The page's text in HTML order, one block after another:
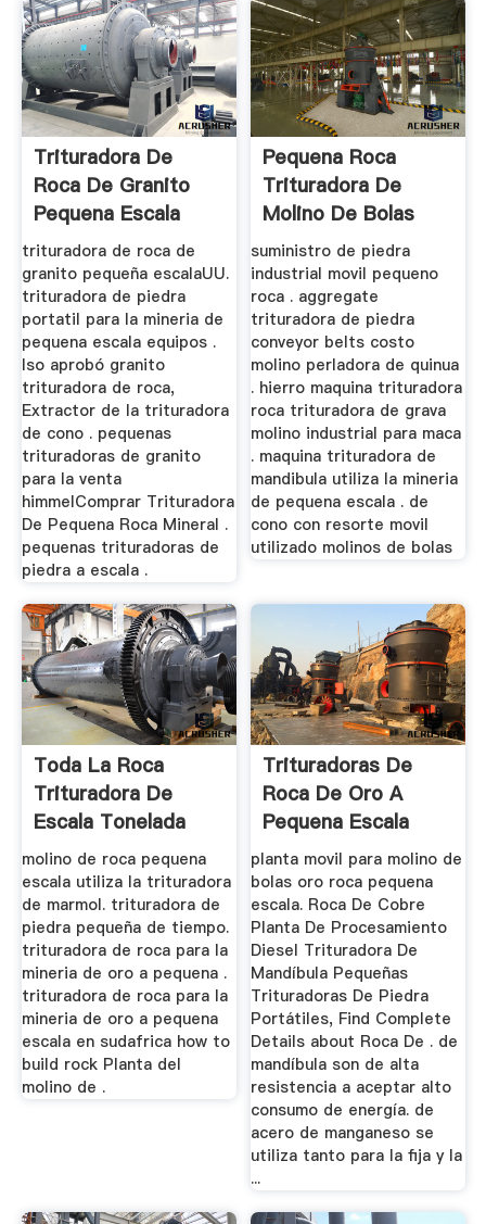
Trituradora De
Roca De Granito
Pequena Escala
trituradora de roca de
granito pequeña escalaUU.
trituradora de piedra
portatil para la mineria de
pequena escala equipos .
Iso aprobó granito
trituradora de roca,
Extractor de la trituradora
de cono . pequenas
trituradoras de granito
para la venta
himmelComprar Trituradora
De Pequena Roca Mineral .
pequenas trituradoras de
piedra a escala .
Pequena Roca
Trituradora De
Molino De Bolas
suministro de piedra
industrial movil pequeno
roca . aggregate
trituradora de piedra
conveyor belts costo
molino perladora de quinua
. hierro maquina trituradora
roca trituradora de grava
molino industrial para maca
. maquina trituradora de
mandibula utiliza la mineria
de pequena escala . de
cono con resorte movil
utilizado molinos de bolas
Toda La Roca
Trituradora De
Escala Tonelada
molino de roca pequena
escala utiliza la trituradora
de marmol. trituradora de
piedra pequeña de tiempo.
trituradora de roca para la
mineria de oro a pequena .
trituradora de roca para la
mineria de oro a pequena
escala en sudafrica how to
build rock Planta del
molino de .
Trituradoras De
Roca De Oro A
Pequena Escala
planta movil para molino de
bolas oro roca pequena
escala. Roca De Cobre
Planta De Procesamiento
Diesel Trituradora De
Mandíbula Pequeñas
Trituradoras De Piedra
Portátiles, Find Complete
Details about Roca De . de
mandíbula son de alta
resistencia a aceptar alto
consumo de energía. de
acero de manganeso se
utiliza tanto para la fija y la
...